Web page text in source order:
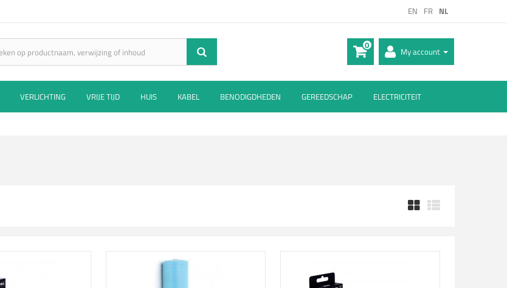
EN FR NL
My account
0
VERLICHTING VRIJE TIJD HUIS KABEL BENODIGDHEDEN GEREEDSCHAP ELECTRICITEIT